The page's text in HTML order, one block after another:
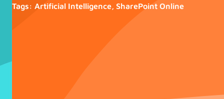
Tags: Artificial Intelligence, SharePoint Online